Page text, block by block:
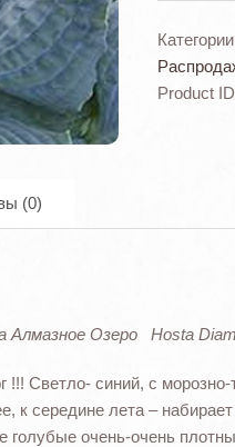
Product
(0)
Озеро Hosta
!!! Светло- синий, с
к середине лета –
голубые очень-очень